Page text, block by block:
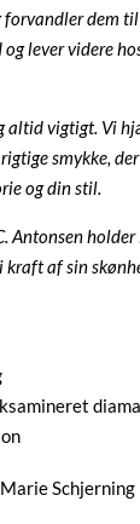
forvandler dem
lever videre
altid vigtigt. Vi
smykke,
og din stil.
Antonsen holder
af sin